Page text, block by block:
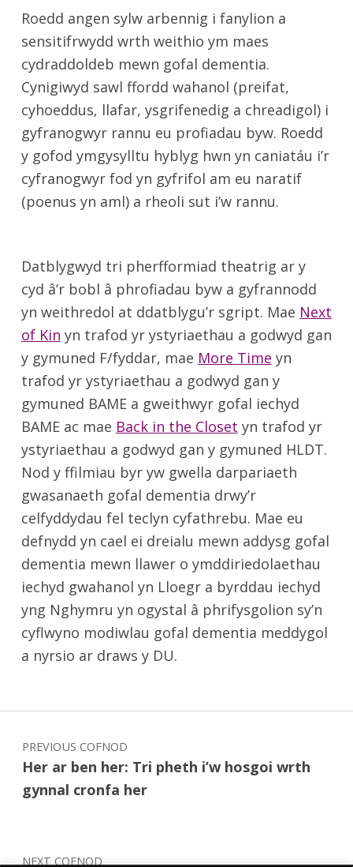
Roedd angen sylw arbennig i fanylion a
sensitifrwydd wrth weithio ym maes
cydraddoldeb mewn gofal dementia.
Cynigiwyd sawl ffordd wahanol (preifat,
cyhoeddus, llafar, ysgrifenedig a chreadigol) i
gyfranogwyr rannu eu profiadau byw. Roedd
y gofod ymgysylltu hyblyg hwn yn caniatáu i’r
cyfranogwyr fod yn gyfrifol am eu naratif
(poenus yn aml) a rheoli sut i’w rannu.
Datblygwyd tri pherfformiad theatrig ar y
cyd â’r bobl â phrofiadau byw a gyfrannodd
yn weithredol at ddatblygu’r sgript. Mae Next
of Kin yn trafod yr ystyriaethau a godwyd gan
y gymuned F/fyddar, mae More Time yn
trafod yr ystyriaethau a godwyd gan y
gymuned BAME a gweithwyr gofal iechyd
BAME ac mae Back in the Closet yn trafod yr
ystyriaethau a godwyd gan y gymuned HLDT.
Nod y ffilmiau byr yw gwella darpariaeth
gwasanaeth gofal dementia drwy’r
celfyddydau fel teclyn cyfathrebu. Mae eu
defnydd yn cael ei dreialu mewn addysg gofal
dementia mewn llawer o ymddiriedolaethau
iechyd gwahanol yn Lloegr a byrddau iechyd
yng Nghymru yn ogystal â phrifysgolion sy’n
cyflwyno modiwlau gofal dementia meddygol
a nyrsio ar draws y DU.
Skip back to main navigation
Llywio cofnod
PREVIOUS COFNOD
Her ar ben her: Tri pheth i’w hosgoi wrth
gynnal cronfa her
NEXT COFNOD